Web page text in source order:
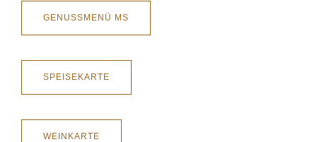
GENUSSMENÜ MS
SPEISEKARTE
WEINKARTE